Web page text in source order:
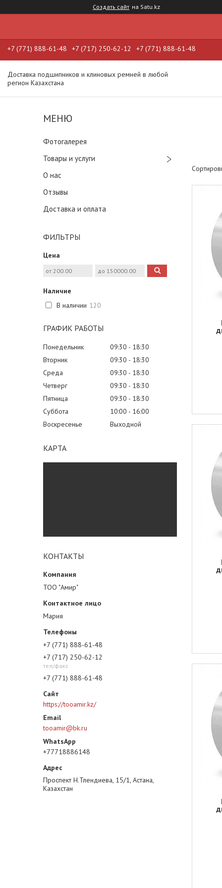
Создать сайт на Satu.kz
+7 (771) 888-61-48 +7 (717) 250-62-12 +7 (771) 888-61-48
Доставка подшипников и клиновых ремней в любой
регион Казахстана
Фотогалерея
Товары и услуги
О нас
Отзывы
Доставка и оплата
ФИЛЬТРЫ
Цена
Наличие
В наличии 120
ГРАФИК РАБОТЫ
Понедельник 09:30
18:30
Вторник
09:30
18:30
Среда
09:30
18:30
Четверг
09:30
18:30
Пятница
09:30
18:30
Суббота
10:00
16:00
Воскресенье
Выходной
КАРТА
КОНТАКТЫ
ТОО "Амир"
Мария
+7 (771) 888-61-48
+7 (717) 250-62-12
тел/факс
+7 (771) 888-61-48
https://tooamir.kz/
tooamir@bk.ru
+77718886148
Проспект Н.Тлендиева, 15/1, Астана,
Казахстан